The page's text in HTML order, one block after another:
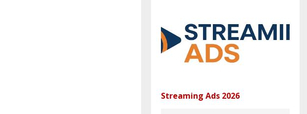
Streaming Ads 2026